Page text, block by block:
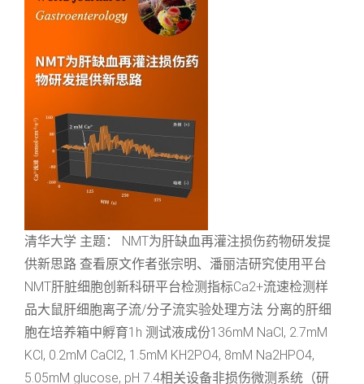
清华大学 主题： NMT为肝缺血再灌注损伤药物研发提
供新思路 查看原文作者张宗明、潘丽洁研究使用平台
NMT肝脏细胞创新科研平台检测指标Ca2+流速检测样
品大鼠肝细胞离子流/分子流实验处理方法 分离的肝细
胞在培养箱中孵育1h 测试液成份136mM NaCl, 2.7mM
KCl, 0.2mM CaCl2, 1.5mM KH2PO4, 8mM Na2HPO4,
5.05mM glucose, pH 7.4相关设备非损伤微测系统（研